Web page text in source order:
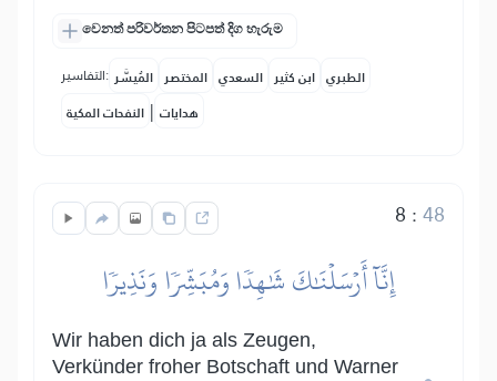
වෙනත් පරිවර්තන පිටපත් දිග හැරුම
التفاسير: المُيسَّر المختصر السعدي ابن كثير الطبري
النفحات المكية | هدايات
8 :48
إِنَّآ أَرۡسَلۡنَٰكَ شَٰهِدٗا وَمُبَشِّرٗا وَنَذِيرٗا
Wir haben dich ja als Zeugen,
Verkünder froher Botschaft und Warner